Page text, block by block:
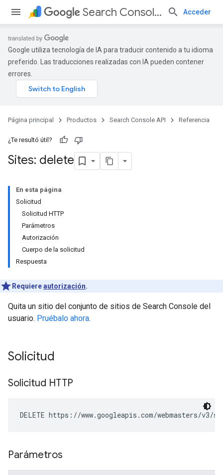
Search Console API Acceder
Google utiliza tecnología de IA para traducir contenido a tu idioma
preferido. Las traducciones realizadas con IA pueden contener
errores.
Página principal Productos Search Console API Referencia
¿Te resultó útil?
Sites: delete
En esta página
Solicitud
Solicitud HTTP
Parámetros
Autorización
Cuerpo de la solicitud
Respuesta
Requiereautorización.
Quita un sitio del conjunto de sitios de Search Console del
usuario. Pruébalo ahora.
Solicitud
Solicitud HTTP
DELETE https://www.googleapis.com/webmasters/v3/
Parámetros